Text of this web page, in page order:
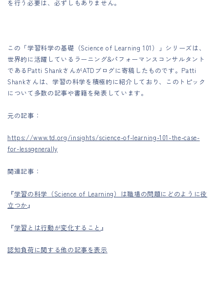
を行う必要は、必ずしもありません。
この「学習科学の基礎（Science of Learning 101）」シリーズは、
世界的に活躍しているラーニング&パフォーマンスコンサルタント
であるPatti ShankさんがATDブログに寄稿したものです。Patti
Shankさんは、学習の科学を積極的に紹介しており、このトピック
について多数の記事や書籍を発表しています。
元の記事：
https://www.td.org/insights/science-of-learning-101-the-case-
for-lessgenerally
関連記事：
『学習の科学（Science of Learning）は職場の問題にどのように役
立つか』
『学習とは行動が変化すること 』
認知負荷に関する他の記事を表示